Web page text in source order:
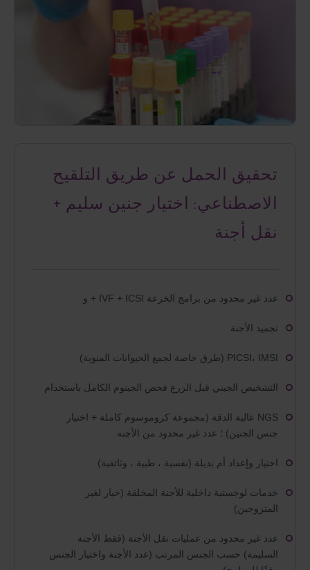
تحقيق الحمل عن طريق التلقيح
الاصطناعي: اختيار جنين سليم +
نقل أجنة
عدد غير محدود من برامج الخزعة IVF + ICSI + و
تجميد الأجنة
PICSI، IMSI (طرق خاصة لجمع الحيوانات المنوية)
التشخيص الجيني قبل الزرع فحص الجينوم الكامل باستخدام
NGS عالية الدقة (مجموعة كروموسوم كاملة + اختيار
جنس الجنين) ؛ عدد غير محدود من الأجنة
اختيار وإعداد أم بديلة (نفسية ، طبية ، وثائقية)
خدمات لوجستية داخلية للأجنة المخلقة (خيار لغير
المتزوجين)
عدد غير محدود من عمليات نقل الأجنة (فقط الأجنة
السليمة) حسب الجنس المرتب (عدد الأجنة واختيار الجنس